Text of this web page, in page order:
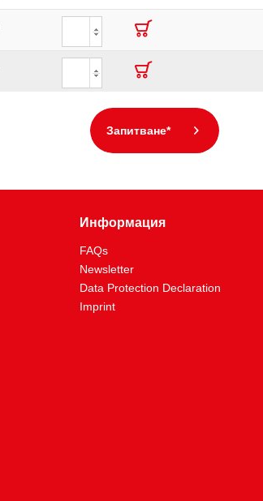
Запитване*
Информация
FAQs
Newsletter
Data Protection Declaration
Imprint